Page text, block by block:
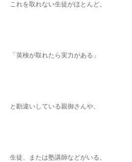
これを取れない生徒がほとんど。
「英検が取れたら実力がある」
と勘違いしている親御さんや、
生徒、または塾講師などがいる。